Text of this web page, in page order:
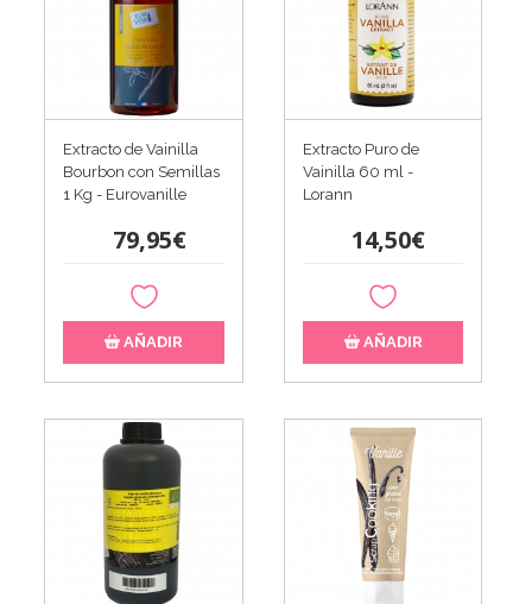
Extracto de Vainilla
Bourbon con Semillas
1 Kg - Eurovanille
79,95€
AÑADIR
Extracto Puro de
Vainilla 60 ml -
Lorann
14,50€
AÑADIR